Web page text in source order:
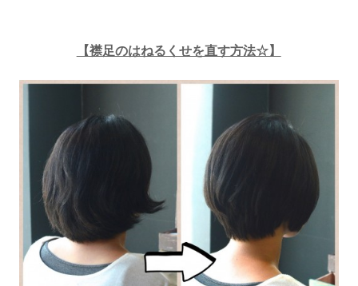
【襟足のはねるくせを直す方法☆】